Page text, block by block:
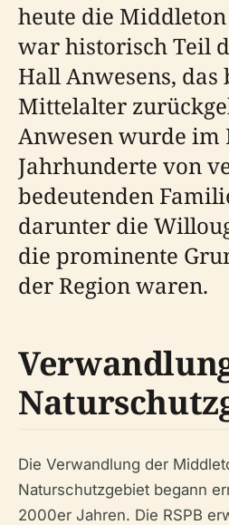
heute die
war historisch Teil
Hall Anwesens, das
Mittelalter
Anwesen wurde im
Jahrhunderte von
bedeutenden
darunter die
die prominente
der Region waren.
Die Verwandlung der
Naturschutzgebiet begann
2000er Jahren. Die RSPB